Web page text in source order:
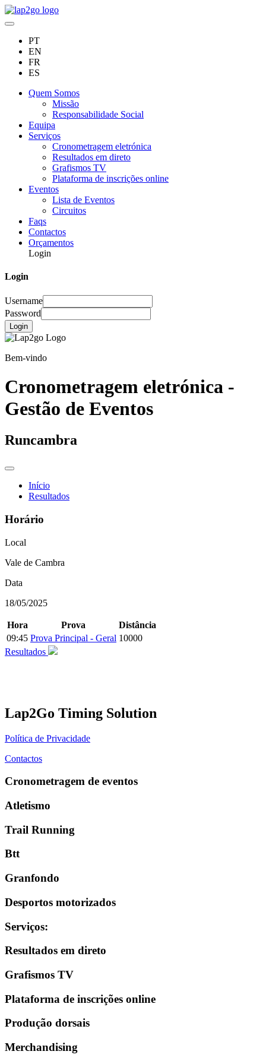
PT
EN
FR
ES
Quem Somos
Missão
Responsabilidade Social
Equipa
Serviços
Cronometragem eletrónica
Resultados em direto
Grafismos TV
Plataforma de inscrições online
Eventos
Lista de Eventos
Circuitos
Faqs
Contactos
Orçamentos
Login
Login
Username
Password
Login
Bem-vindo
Cronometragem eletrónica -
Gestão de Eventos
Runcambra
Início
Resultados
Horário
Local
Vale de Cambra
Data
18/05/2025
Hora Prova
Distância
09:45 Prova Principal - Geral 10000
Resultados
Lap2Go Timing Solution
Política de Privacidade
Contactos
Cronometragem de eventos
Atletismo
Trail Running
Btt
Granfondo
Desportos motorizados
Serviços:
Resultados em direto
Grafismos TV
Plataforma de inscrições online
Produção dorsais
Merchandising